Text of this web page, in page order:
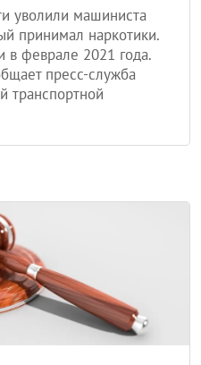
уволили машиниста
принимал наркотики.
в феврале 2021 года.
пресс-служба
транспортной